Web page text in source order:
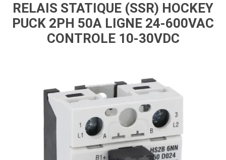
RELAIS STATIQUE (SSR) HOCKEY
PUCK 2PH 50A LIGNE 24-600VAC
CONTROLE 10-30VDC